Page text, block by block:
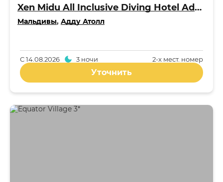
Xen Midu All Inclusive Diving Hotel Addu Maldives 3*
Мальдивы, Адду Атолл
2-x мест. номер
С14.08.2026 3 ночи
Уточнить